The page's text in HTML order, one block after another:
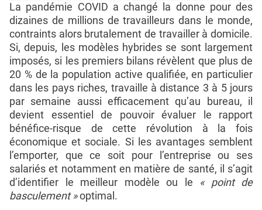
La pandémie COVID a changé la donne pour des
dizaines de millions de travailleurs dans le monde,
contraints alors brutalement de travailler à domicile.
Si, depuis, les modèles hybrides se sont largement
imposés, si les premiers bilans révèlent que plus de
20 % de la population active qualifiée, en particulier
dans les pays riches, travaille à distance 3 à 5 jours
par semaine aussi efficacement qu’au bureau, il
devient essentiel de pouvoir évaluer le rapport
bénéfice-risque de cette révolution à la fois
économique et sociale. Si les avantages semblent
l’emporter, que ce soit pour l’entreprise ou ses
salariés et notamment en matière de santé, il s’agit
d’identifier le meilleur modèle ou le « point de
basculement »optimal.